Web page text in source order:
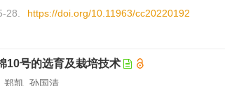
28.
https://doi.org/10.11963/cc20220192
10号的选育及栽培技术
郑凯, 孙国清